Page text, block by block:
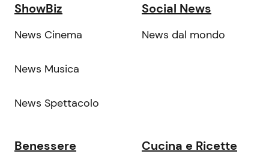
ShowBiz
News Cinema
News Musica
News Spettacolo
Social News
News dal mondo
Benessere Cucina e Ricette